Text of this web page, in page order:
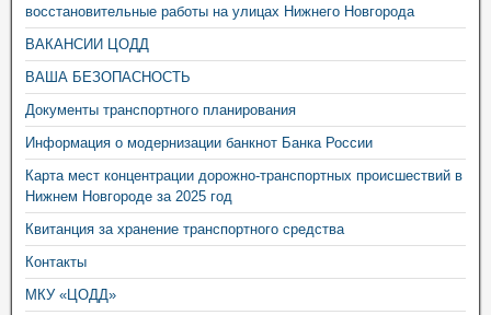
восстановительные работы на улицах Нижнего Новгорода
ВАКАНСИИ ЦОДД
ВАША БЕЗОПАСНОСТЬ
Документы транспортного планирования
Информация о модернизации банкнот Банка России
Карта мест концентрации дорожно-транспортных происшествий в
Нижнем Новгороде за 2025 год
Квитанция за хранение транспортного средства
Контакты
МКУ «ЦОДД»